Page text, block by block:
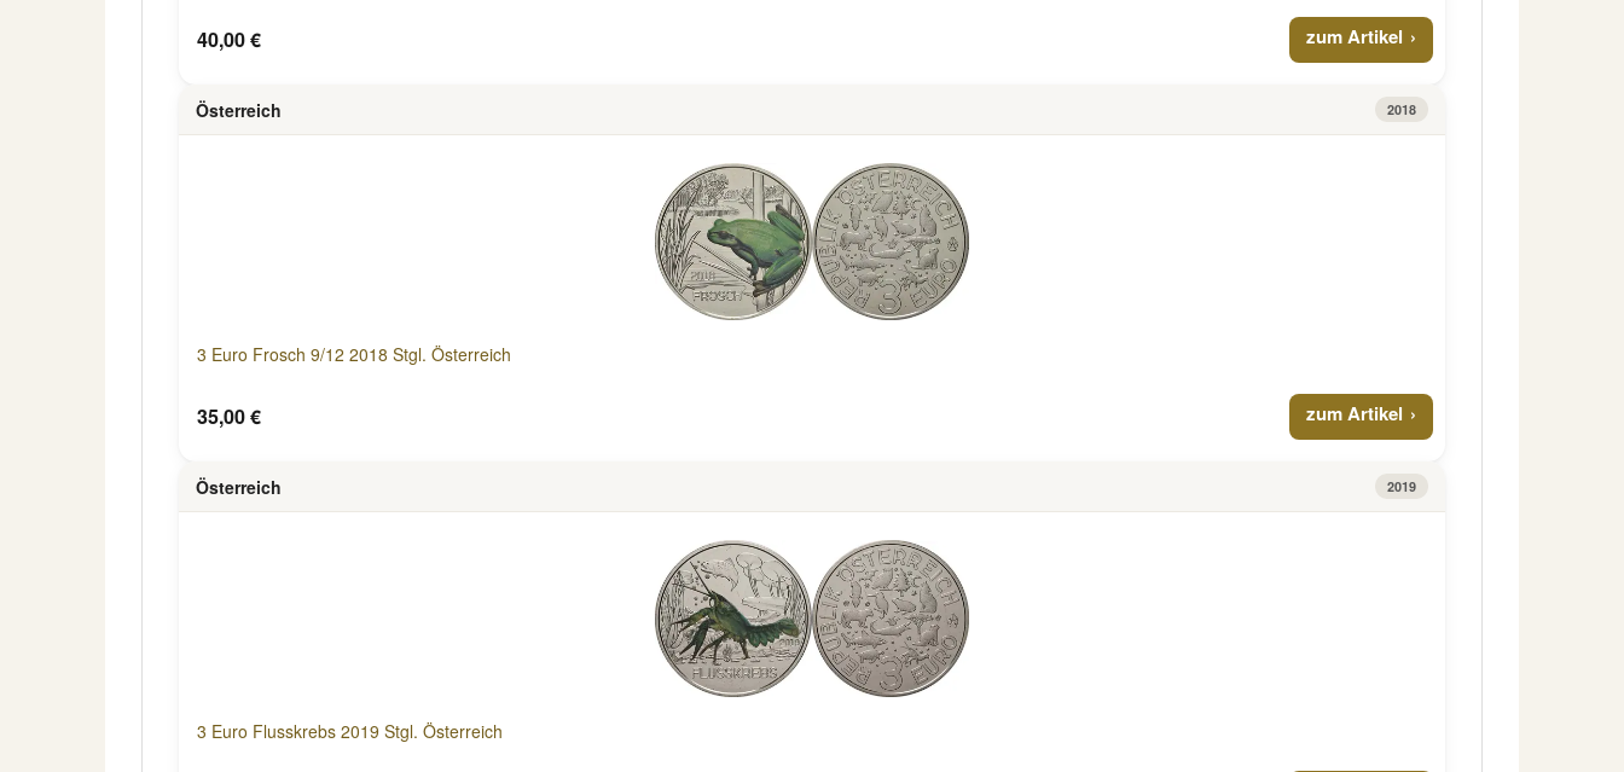
40,00 € zum Artikel
Österreich 2018
3 Euro Frosch 9/12 2018 Stgl. Österreich
35,00 € zum Artikel
Österreich 2019
3 Euro Flusskrebs 2019 Stgl. Österreich